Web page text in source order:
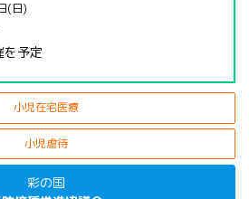
(日)
を予定
小児在宅医療
小児虐待
彩の国